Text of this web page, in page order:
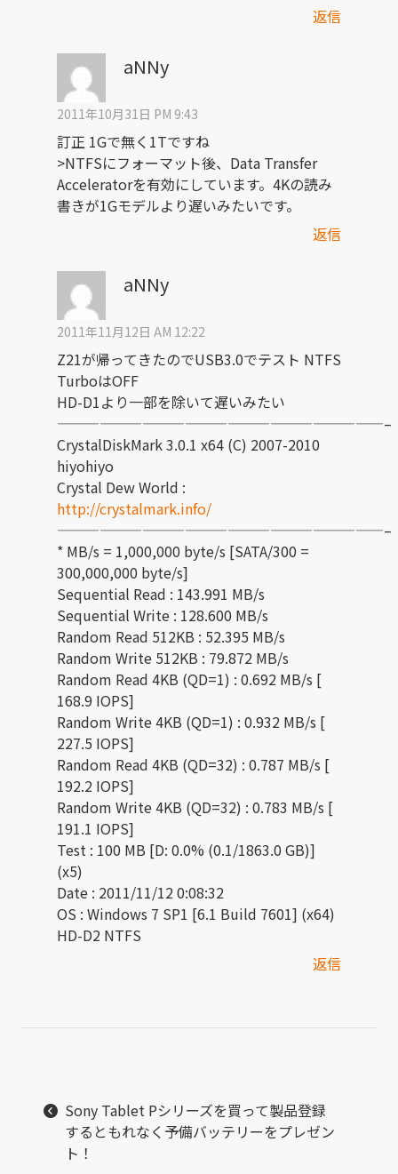
返信
aNNy
2011年10月31日 PM 9:43
訂正 1Gで無く1Tですね
>NTFSにフォーマット後、Data Transfer
Acceleratorを有効にしています。4Kの読み
書きが1Gモデルより遅いみたいです。
返信
aNNy
2011年11月12日 AM 12:22
Z21が帰ってきたのでUSB3.0でテスト NTFS
TurboはOFF
HD-D1より一部を除いて遅いみたい
———————————————————————–
CrystalDiskMark 3.0.1 x64 (C) 2007-2010
hiyohiyo
Crystal Dew World :
http://crystalmark.info/
———————————————————————–
* MB/s = 1,000,000 byte/s [SATA/300 =
300,000,000 byte/s]
Sequential Read : 143.991 MB/s
Sequential Write : 128.600 MB/s
Random Read 512KB : 52.395 MB/s
Random Write 512KB : 79.872 MB/s
Random Read 4KB (QD=1) : 0.692 MB/s [
168.9 IOPS]
Random Write 4KB (QD=1) : 0.932 MB/s [
227.5 IOPS]
Random Read 4KB (QD=32) : 0.787 MB/s [
192.2 IOPS]
Random Write 4KB (QD=32) : 0.783 MB/s [
191.1 IOPS]
Test : 100 MB [D: 0.0% (0.1/1863.0 GB)]
(x5)
Date : 2011/11/12 0:08:32
OS : Windows 7 SP1 [6.1 Build 7601] (x64)
HD-D2 NTFS
返信
Sony Tablet Pシリーズを買って製品登録
するともれなく予備バッテリーをプレゼン
ト！